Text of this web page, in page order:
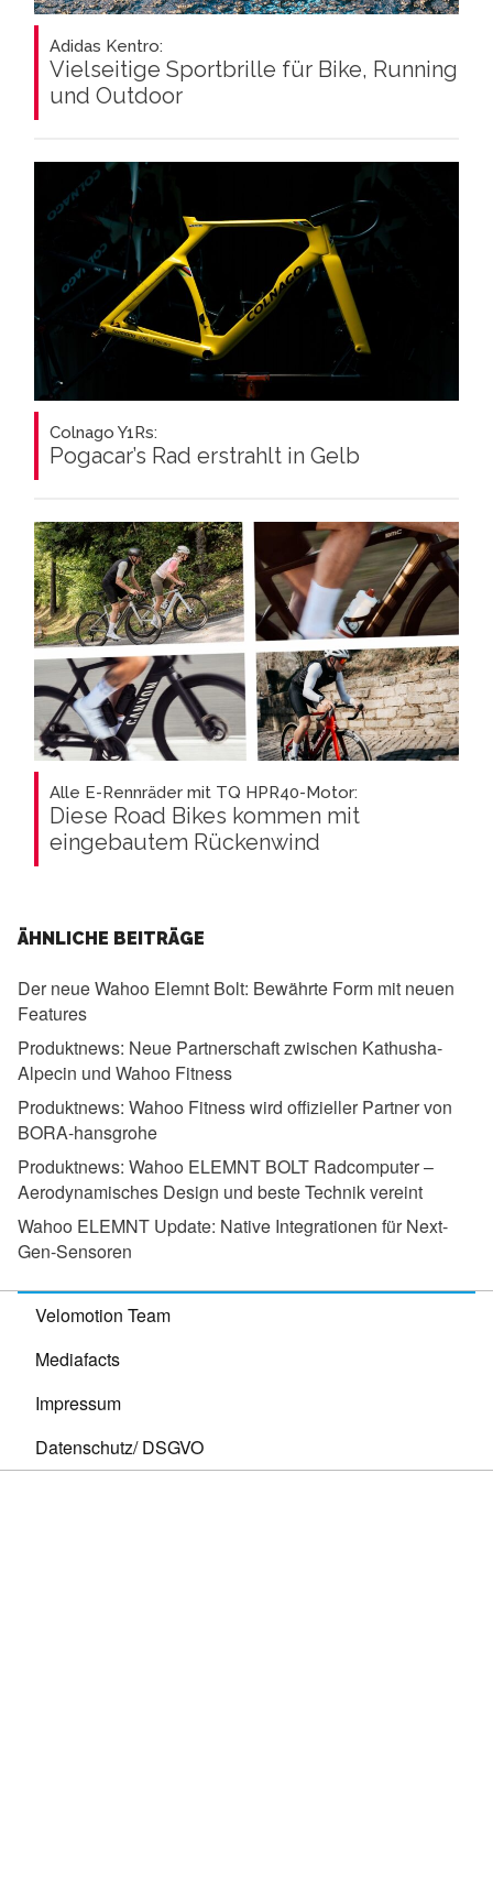
Adidas Kentro:
Vielseitige Sportbrille für Bike, Running
und Outdoor
Colnago Y1Rs:
Pogacar’s Rad erstrahlt in Gelb
Alle E-Rennräder mit TQ HPR40-Motor:
Diese Road Bikes kommen mit
eingebautem Rückenwind
ÄHNLICHE BEITRÄGE
Der neue Wahoo Elemnt Bolt: Bewährte Form mit neuen
Features
Produktnews: Neue Partnerschaft zwischen Kathusha-
Alpecin und Wahoo Fitness
Produktnews: Wahoo Fitness wird offizieller Partner von
BORA-hansgrohe
Produktnews: Wahoo ELEMNT BOLT Radcomputer –
Aerodynamisches Design und beste Technik vereint
Wahoo ELEMNT Update: Native Integrationen für Next-
Gen-Sensoren
Velomotion Team
Mediafacts
Impressum
Datenschutz/ DSGVO